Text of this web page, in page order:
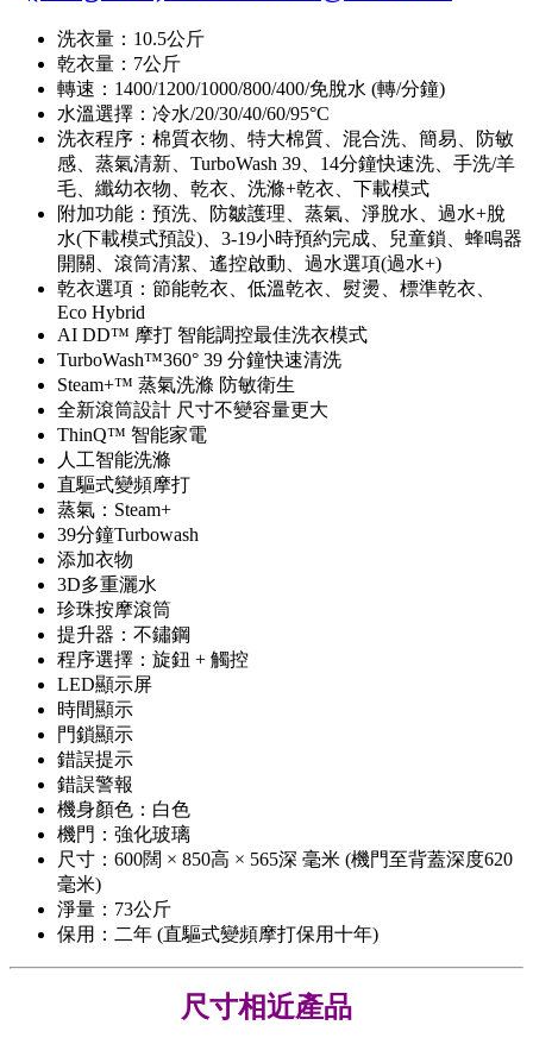
洗衣量：10.5公斤
乾衣量：7公斤
轉速：1400/1200/1000/800/400/免脫水 (轉/分鐘)
水溫選擇：冷水/20/30/40/60/95°C
洗衣程序：棉質衣物、特大棉質、混合洗、簡易、防敏
感、蒸氣清新、TurboWash 39、14分鐘快速洗、手洗/羊
毛、纖幼衣物、乾衣、洗滌+乾衣、下載模式
附加功能：預洗、防皺護理、蒸氣、淨脫水、過水+脫
水(下載模式預設)、3-19小時預約完成、兒童鎖、蜂鳴器
開關、滾筒清潔、遙控啟動、過水選項(過水+)
乾衣選項：節能乾衣、低溫乾衣、熨燙、標準乾衣、
Eco Hybrid
AI DD™ 摩打 智能調控最佳洗衣模式
TurboWash™360° 39 分鐘快速清洗
Steam+™ 蒸氣洗滌 防敏衛生
全新滾筒設計 尺寸不變容量更大
ThinQ™ 智能家電
人工智能洗滌
直驅式變頻摩打
蒸氣：Steam+
39分鐘Turbowash
添加衣物
3D多重灑水
珍珠按摩滾筒
提升器：不鏽鋼
程序選擇：旋鈕 + 觸控
LED顯示屏
時間顯示
門鎖顯示
錯誤提示
錯誤警報
機身顏色：白色
機門：強化玻璃
尺寸：600闊 × 850高 × 565深 毫米 (機門至背蓋深度620
毫米)
淨量：73公斤
保用：二年 (直驅式變頻摩打保用十年)
尺寸相近產品